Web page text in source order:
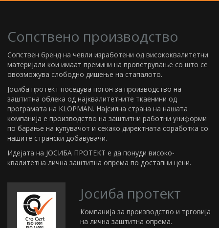
Сопствено производство
Сопствен бренд на чевли изработени од висококвалитетни
материјали кои имаат премини на проветрување со што се
овозможува слободно дишење на стапалото.
Јосиба протект поседува погон за производство на
заштитна облека од најквалитетните ткаенини од
програмата на KLOPMAN. Најсилна страна на нашата
компанија е производство на заштитни работни униформи
по барање на купувачот и секако директната соработка со
нашите странски добавувачи.
Идејата на ЈОСИБА ПРОТЕКТ е да понуди високо-
квалитетна лична заштитна опрема по достапни цени.
Јосиба протект
Компанија за производство и трговија
на лична заштитна опрема.